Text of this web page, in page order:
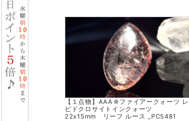
【１点物】AAA☆ファイアークォーツ レ
ピドクロサイトインクォーツ
22x15mm リーフ ルース _PC5481